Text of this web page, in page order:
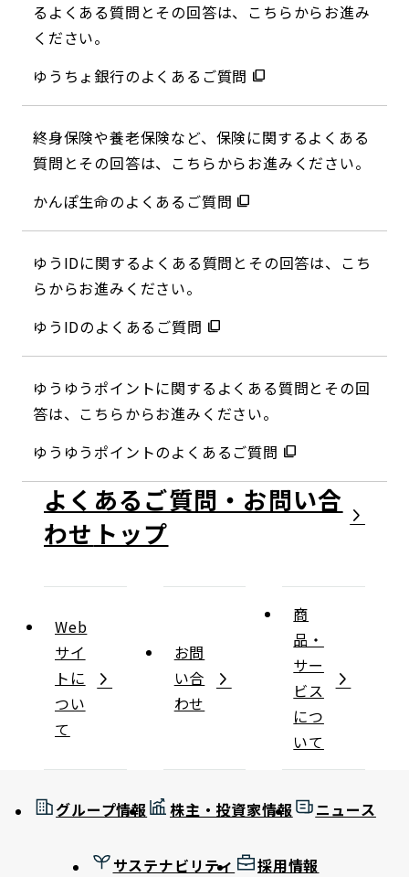
るよくある質問とその回答は、こちらからお進み
ください。
ゆうちょ銀行のよくあるご質問
終身保険や養老保険など、保険に関するよくある
質問とその回答は、こちらからお進みください。
かんぽ生命のよくあるご質問
ゆうIDに関するよくある質問とその回答は、こち
らからお進みください。
ゆうIDのよくあるご質問
ゆうゆうポイントに関するよくある質問とその回
答は、こちらからお進みください。
ゆうゆうポイントのよくあるご質問
よくあるご質問・お問い合
わせ
Web
サイ
トに
つい
て
お問
い合
わせ
商
品・
サー
ビス
につ
いて
グループ情報 株主・投資家情報 ニュース
サステナビリティ 採用情報